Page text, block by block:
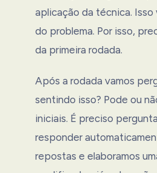
aplicação da técnica.
do problema. Por isso,
da primeira rodada.
Após a rodada vamos
sentindo isso? Pode ou
iniciais. É preciso
responder
repostas e elaboramos